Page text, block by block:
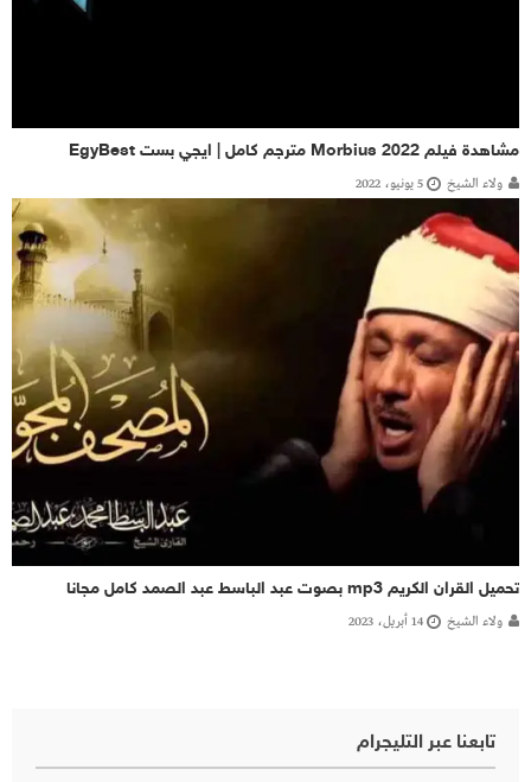
مشاهدة فيلم Morbius 2022 مترجم كامل | ايجي بست EgyBest
ولاء الشيخ 5 يونيو، 2022
تحميل القران الكريم mp3 بصوت عبد الباسط عبد الصمد كامل مجانا
ولاء الشيخ 14 أبريل، 2023
تابعنا عبر التليجرام